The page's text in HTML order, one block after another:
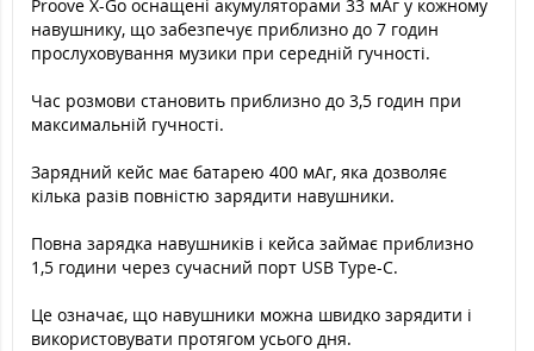
Proove X-Go оснащені акумуляторами 33 мАг у кожному
навушнику, що забезпечує приблизно до 7 годин
прослуховування музики при середній гучності.
Час розмови становить приблизно до 3,5 годин при
максимальній гучності.
Зарядний кейс має батарею 400 мАг, яка дозволяє
кілька разів повністю зарядити навушники.
Повна зарядка навушників і кейса займає приблизно
1,5 години через сучасний порт USB Type-C.
Це означає, що навушники можна швидко зарядити і
використовувати протягом усього дня.